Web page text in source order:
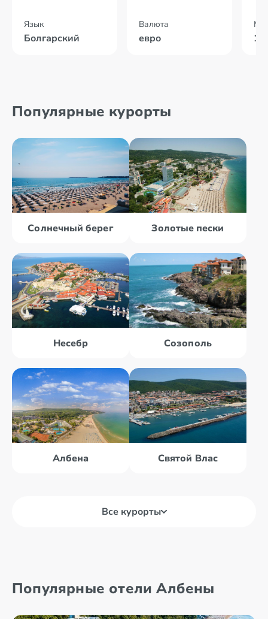
Язык
Болгарский
Валюта
евро
Популярные курорты
Солнечный берег Золотые пески
Несебр Созополь
Албена Святой Влас
Все курорты
Банско Елените
Популярные отели Албены